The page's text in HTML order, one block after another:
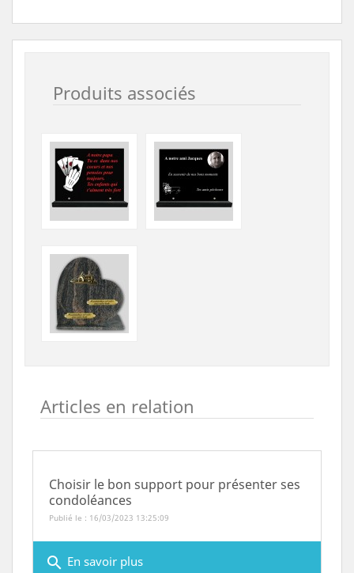
Produits associés
Articles en relation
Choisir le bon support pour présenter ses
condoléances
Publié le : 16/03/2023 13:25:09
search En savoir plus